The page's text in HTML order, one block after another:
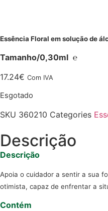
Essência Floral em solução de
Tamanho/0,30ml ℮
17.24€ Com IVA
Esgotado
SKU 360210 Categories
Descrição
Descrição
Apoia o cuidador a sentir a sua
otimista, capaz de enfrentar a
Contém